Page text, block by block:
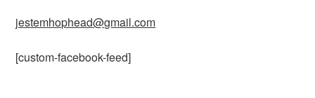
jestemhophead@gmail.com
[custom-facebook-feed]